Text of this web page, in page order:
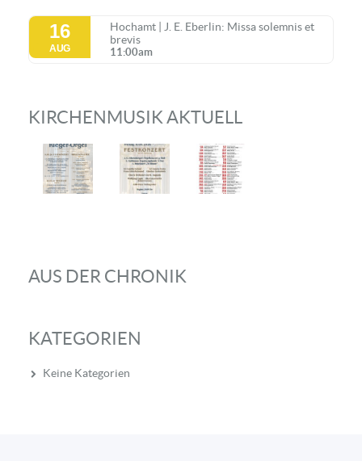
16
AUG
Hochamt | J. E. Eberlin: Missa solemnis et
brevis
11:00am
KIRCHENMUSIK AKTUELL
AUS DER CHRONIK
KATEGORIEN
Keine Kategorien